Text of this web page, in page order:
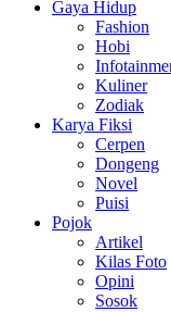
Gaya Hidup
Fashion
Hobi
Kuliner
Zodiak
Karya Fiksi
Cerpen
Dongeng
Novel
Puisi
Pojok
Artikel
Kilas Foto
Opini
Sosok